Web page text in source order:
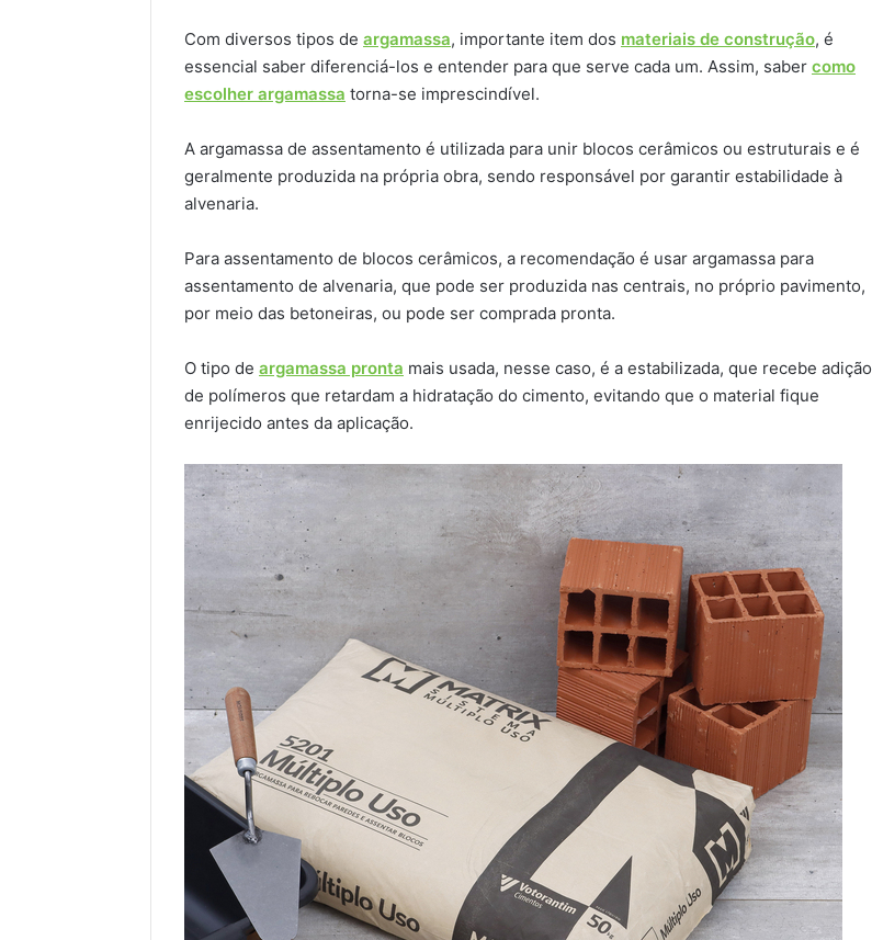
Com diversos tipos de argamassa, importante item dos materiais de construção, é
essencial saber diferenciá-los e entender para que serve cada um. Assim, saber como
escolher argamassa torna-se imprescindível.
A argamassa de assentamento é utilizada para unir blocos cerâmicos ou estruturais e é
geralmente produzida na própria obra, sendo responsável por garantir estabilidade à
alvenaria.
Para assentamento de blocos cerâmicos, a recomendação é usar argamassa para
assentamento de alvenaria, que pode ser produzida nas centrais, no próprio pavimento,
por meio das betoneiras, ou pode ser comprada pronta.
O tipo de argamassa pronta mais usada, nesse caso, é a estabilizada, que recebe adição
de polímeros que retardam a hidratação do cimento, evitando que o material fique
enrijecido antes da aplicação.